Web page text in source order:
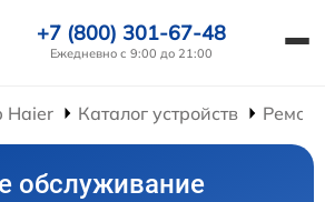
+7 (800) 301-67-48
Ежедневно с 9:00 до 21:00
Haier Каталог устройств
обслуживание